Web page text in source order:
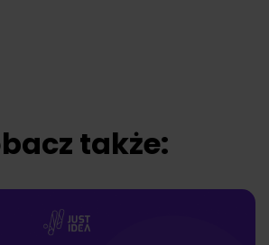
także: